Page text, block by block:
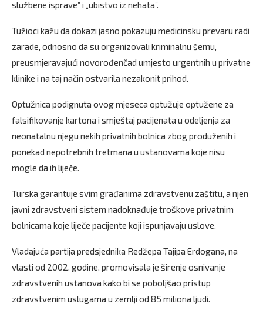
službene isprave” i „ubistvo iz nehata”.
Tužioci kažu da dokazi jasno pokazuju medicinsku prevaru radi
zarade, odnosno da su organizovali kriminalnu šemu,
preusmjeravajući novorođenčad umjesto urgentnih u privatne
klinike i na taj način ostvarila nezakonit prihod.
Optužnica podignuta ovog mjeseca optužuje optužene za
falsifikovanje kartona i smještaj pacijenata u odeljenja za
neonatalnu njegu nekih privatnih bolnica zbog produženih i
ponekad nepotrebnih tretmana u ustanovama koje nisu
mogle da ih liječe.
Turska garantuje svim građanima zdravstvenu zaštitu, a njen
javni zdravstveni sistem nadoknađuje troškove privatnim
bolnicama koje liječe pacijente koji ispunjavaju uslove.
Vladajuća partija predsjednika Redžepa Tajipa Erdogana, na
vlasti od 2002. godine, promovisala je širenje osnivanje
zdravstvenih ustanova kako bi se poboljšao pristup
zdravstvenim uslugama u zemlji od 85 miliona ljudi.